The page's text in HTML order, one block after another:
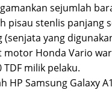
sejumlah
pisau stenlis panjang
(senjata yang
motor Honda Vario
TDF milik pelaku.
HP Samsung Galaxy